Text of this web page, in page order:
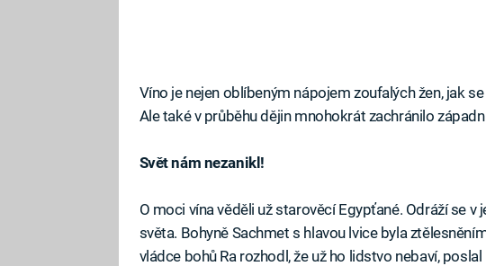
Víno je nejen oblíbeným nápojem zoufalých žen, jak
Ale také v průběhu dějin mnohokrát zachránilo
Svět nám nezanikl!
O moci vína věděli už starověcí Egypťané. Odráží se
světa. Bohyně Sachmet s hlavou lvice byla
vládce bohů Ra rozhodl, že už ho lidstvo nebaví,